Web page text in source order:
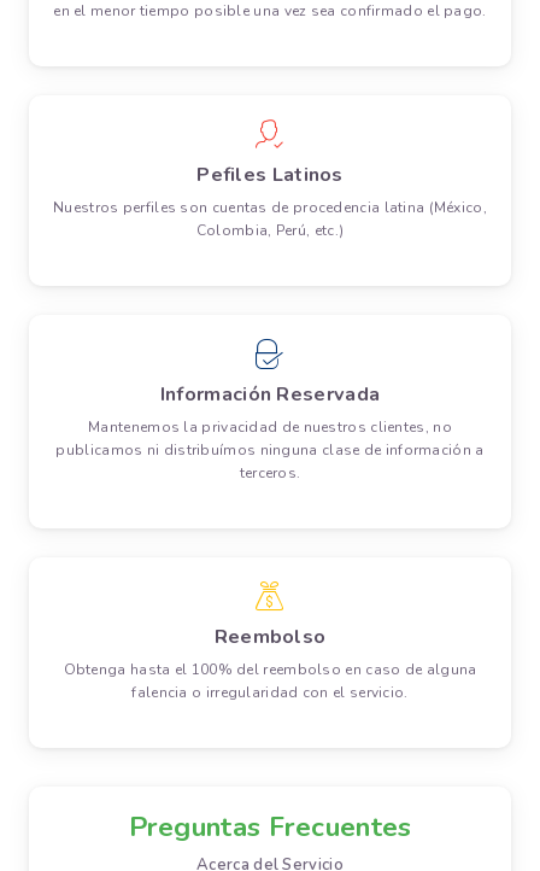
en el menor tiempo posible una vez sea confirmado el pago.
Pefiles Latinos
Nuestros perfiles son cuentas de procedencia latina (México,
Colombia, Perú, etc.)
Información Reservada
Mantenemos la privacidad de nuestros clientes, no
publicamos ni distribuímos ninguna clase de información a
terceros.
Reembolso
Obtenga hasta el 100% del reembolso en caso de alguna
falencia o irregularidad con el servicio.
Preguntas Frecuentes
Acerca del Servicio